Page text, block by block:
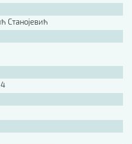
Станојевић